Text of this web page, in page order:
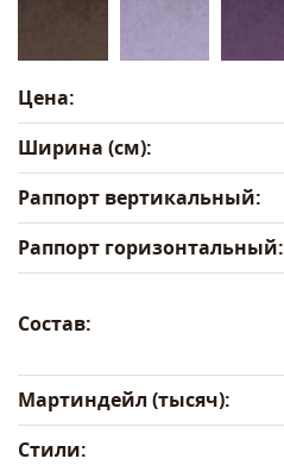
Цена:
Ширина (см):
Раппорт вертикальный:
Раппорт горизонтальный:
Состав:
Мартиндейл (тысяч):
Стили: